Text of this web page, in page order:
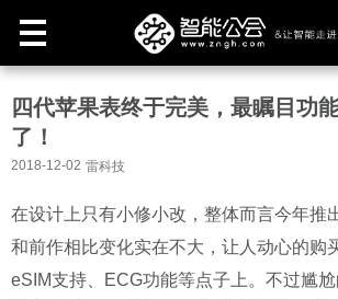
四代苹果表终于完美，最瞩目功
了！
2018-12-02 雷科技
在设计上只有小修小改， 整体而言今年推
和前作相比变化实在不大，让人动心的购
eSIM支持、ECG功能等点子上。 不过尴